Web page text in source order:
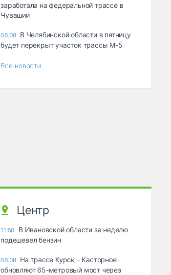
заработала на федеральной трассе в
Чувашии
06.08 В Челябинской области в пятницу
будет перекрыт участок трассы М-5
Все новости
Центр
11:50
В Ивановской области за неделю
подешевел бензин
06.08 На трассе Курск – Касторное
обновляют 65-метровый мост через